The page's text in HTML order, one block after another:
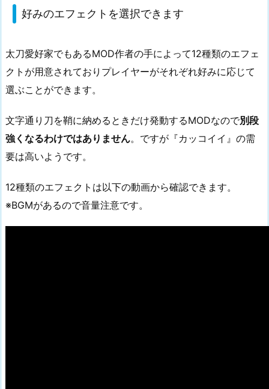
好みのエフェクトを選択できます
太刀愛好家でもあるMOD作者の手によって12種類のエフェ
クトが用意されておりプレイヤーがそれぞれ好みに応じて
選ぶことができます。
文字通り刀を鞘に納めるときだけ発動するMODなので別段
強くなるわけではありません。ですが『カッコイイ』の需
要は高いようです。
12種類のエフェクトは以下の動画から確認できます。
※BGMがあるので音量注意です。